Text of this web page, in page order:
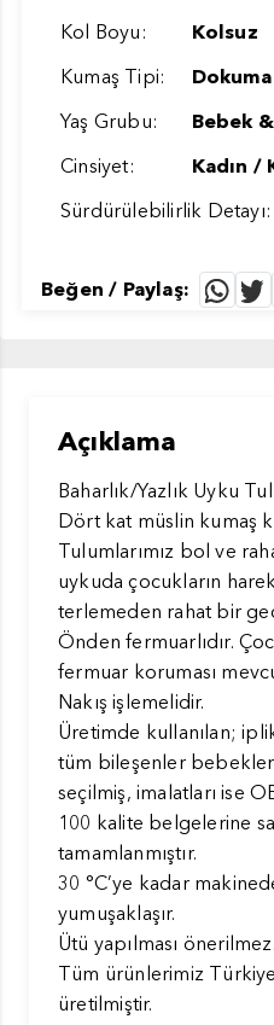
Kol Boyu:
Kolsuz
Kumaş Tipi:
Dokuma
Yaş Grubu:
Bebek
Cinsiyet:
Kadın /
Sürdürülebilirlik Detayı:
Beğen / Paylaş:
Açıklama
Baharlık/Yazlık Uyku
Dört kat müslin kumaş
Tulumlarımız bol ve
uykuda çocukların
terlemeden rahat bir
Önden fermuarlıdır.
fermuar koruması
Nakış işlemelidir.
Üretimde kullanılan;
tüm bileşenler
seçilmiş, imalatları ise
100 kalite belgelerine
tamamlanmıştır.
30 °C’ye kadar
yumuşaklaşır.
Ütü yapılması önerilmez.
Tüm ürünlerimiz
üretilmiştir.